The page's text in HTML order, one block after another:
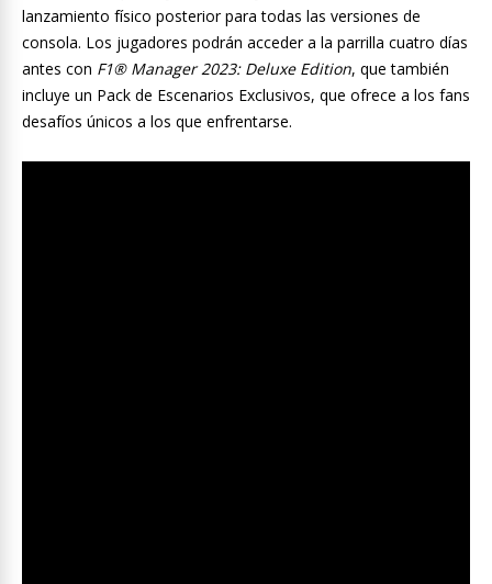
lanzamiento físico posterior para todas las versiones de
consola. Los jugadores podrán acceder a la parrilla cuatro días
antes con F1® Manager 2023: Deluxe Edition, que también
incluye un Pack de Escenarios Exclusivos, que ofrece a los fans
desafíos únicos a los que enfrentarse.